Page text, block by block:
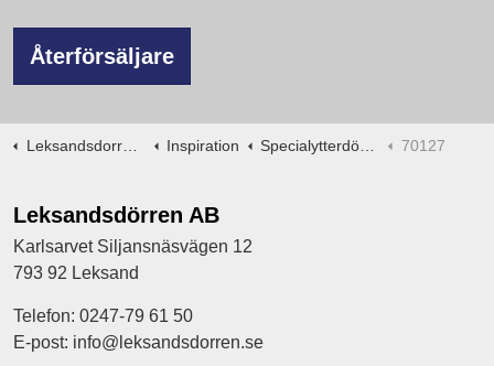
Återförsäljare
Leksandsdorren.se Inspiration Specialytterdörrar -ritningar 70127
Leksandsdörren AB
Karlsarvet Siljansnäsvägen 12
793 92 Leksand
Telefon: 0247-79 61 50
E-post: info@leksandsdorren.se